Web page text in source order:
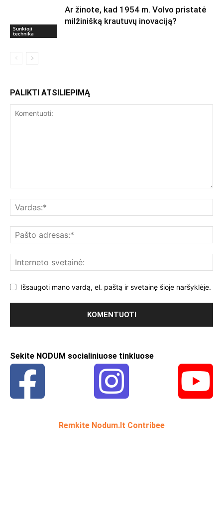
Sunkioji
technika
Ar žinote, kad 1954 m. Volvo pristatė
milžinišką krautuvų inovaciją?
PALIKTI ATSILIEPIMĄ
Išsaugoti mano vardą, el. paštą ir svetainę šioje naršyklėje.
Sekite NODUM socialiniuose tinkluose
Remkite Nodum.lt Contribee